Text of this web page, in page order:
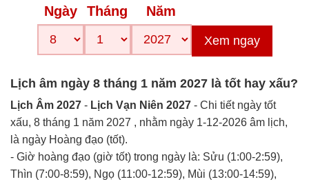
Ngày Tháng Năm
Xem ngay
Lịch âm ngày 8 tháng 1 năm 2027 là tốt hay xấu?
Lịch Âm 2027 - Lịch Vạn Niên 2027 - Chi tiết ngày tốt
xấu, 8 tháng 1 năm 2027 , nhằm ngày 1-12-2026 âm lịch,
là ngày Hoàng đạo (tốt).
- Giờ hoàng đạo (giờ tốt) trong ngày là: Sửu (1:00-2:59),
Thìn (7:00-8:59), Ngọ (11:00-12:59), Mùi (13:00-14:59),